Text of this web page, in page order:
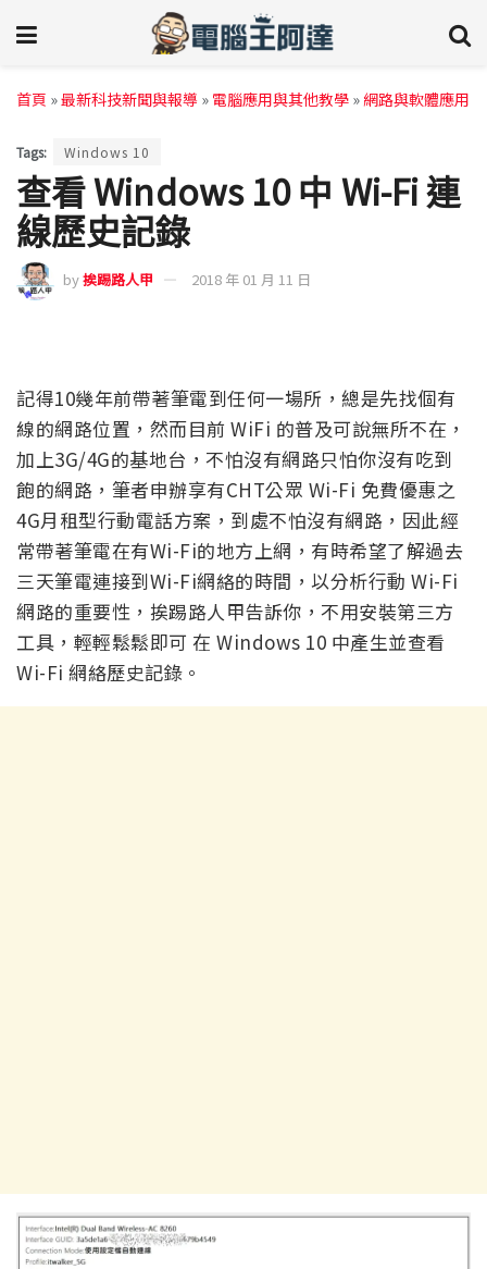
首頁 »最新科技新聞與報導 » 電腦應用與其他教學 »網路與軟體應用
Tags: Windows 10
查看 Windows 10 中 Wi-Fi 連
線歷史記錄
by挨踢路人甲 2018 年 01 月 11 日
記得10幾年前帶著筆電到任何一場所，總是先找個有
線的網路位置，然而目前 WiFi 的普及可說無所不在，
加上3G/4G的基地台，不怕沒有網路只怕你沒有吃到
飽的網路，筆者申辦享有CHT公眾 Wi-Fi 免費優惠之
4G月租型行動電話方案，到處不怕沒有網路，因此經
常帶著筆電在有Wi-Fi的地方上網，有時希望了解過去
三天筆電連接到Wi-Fi網絡的時間，以分析行動 Wi-Fi
網路的重要性，挨踢路人甲告訴你，不用安裝第三方
工具，輕輕鬆鬆即可 在 Windows 10 中產生並查看
Wi-Fi 網絡歷史記錄。